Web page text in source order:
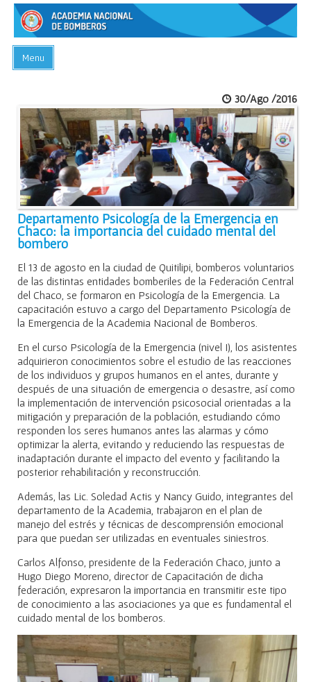
Menu
ACADEMIA
PREGUNTAS FRECUENTES
BIBLIOTECA
EVENTOS
CONTACTO
30/Ago /2016
Departamento Psicología de la Emergencia en
Chaco: la importancia del cuidado mental del
bombero
El 13 de agosto en la ciudad de Quitilipi, bomberos voluntarios
de las distintas entidades bomberiles de la Federación Central
del Chaco, se formaron en Psicología de la Emergencia. La
capacitación estuvo a cargo del Departamento Psicología de
la Emergencia de la Academia Nacional de Bomberos.
En el curso Psicología de la Emergencia (nivel I), los asistentes
adquirieron conocimientos sobre el estudio de las reacciones
de los individuos y grupos humanos en el antes, durante y
después de una situación de emergencia o desastre, así como
la implementación de intervención psicosocial orientadas a la
mitigación y preparación de la población, estudiando cómo
responden los seres humanos antes las alarmas y cómo
optimizar la alerta, evitando y reduciendo las respuestas de
inadaptación durante el impacto del evento y facilitando la
posterior rehabilitación y reconstrucción.
Además, las Lic. Soledad Actis y Nancy Guido, integrantes del
departamento de la Academia, trabajaron en el plan de
manejo del estrés y técnicas de descomprensión emocional
para que puedan ser utilizadas en eventuales siniestros.
Carlos Alfonso, presidente de la Federación Chaco, junto a
Hugo Diego Moreno, director de Capacitación de dicha
federación, expresaron la importancia en transmitir este tipo
de conocimiento a las asociaciones ya que es fundamental el
cuidado mental de los bomberos.